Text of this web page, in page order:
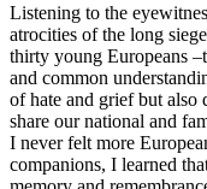
Listening to the
atrocities of the long
thirty young Europeans
and common
of hate and grief but also
share our national and
I never felt more
companions, I learned